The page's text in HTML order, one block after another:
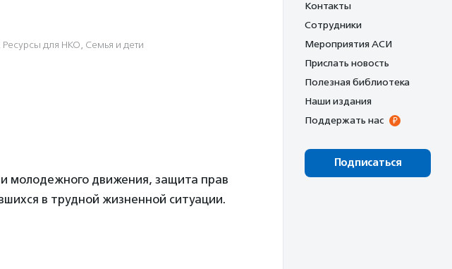
для НКО, Семья и дети
движения, защита прав
в трудной жизненной ситуации.
Контакты
Сотрудники
Мероприятия АСИ
Прислать новость
Полезная библиотека
Наши издания
Поддержать нас
Подписаться